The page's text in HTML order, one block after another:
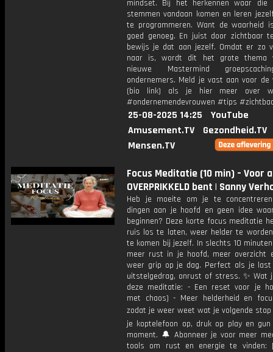
mindset. Bij het herkennen waar die
stemmen vandaan komen en leren
te programmeren. Want de waarheid
goed genoeg. En juist door zichtbaar
bewijs je dat aan jezelf. Omdat er zo
naar is, wordt dit het grote thema
nieuwe Mastermind
ondernemers. Meld je vast aan voor
(bio link) als je hier meer over
#ondernemendevrouwen #tips
25-08-2025 14:25
YouTube
Amusement.TV
Gezondheid.TV
Mensen.TV
Focus Meditatie (10 min) – Voor
OVERPRIKKELD bent | Sanny
Heb je moeite om je te
dingen aan je hoofd en geen idee
beginnen? Deze korte focus meditatie
ruis los te laten, weer helder te
te komen bij jezelf. In slechts 10
meer rust in je hoofd, meer overzicht
weer grip op je dag. Perfect als je
uitstelgedrag, onrust of stress. ✨ Wat
deze meditatie: - Een reset voor je
met chaos) - Meer helderheid en
zodat je weer weet wat je volgende
je koptelefoon op, druk op play en
moment. 🔔 Abonneer je voor meer
tools om rust en energie te vinden: